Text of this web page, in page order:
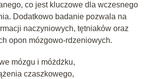
co jest kluczowe dla wczesnego
Dodatkowo badanie pozwala na
naczyniowych, tętniaków oraz
opon mózgowo-rdzeniowych.
mózgu i móżdżku,
czaszkowego,